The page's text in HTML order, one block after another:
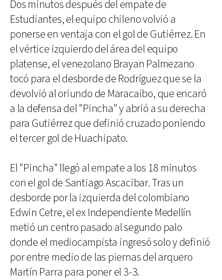
Dos minutos después del empate de
Estudiantes, el equipo chileno volvió a
ponerse en ventaja con el gol de Gutiérrez. En
el vértice izquierdo del área del equipo
platense, el venezolano Brayan Palmezano
tocó para el desborde de Rodríguez que se la
devolvió al oriundo de Maracaibo, que encaró
a la defensa del "Pincha" y abrió a su derecha
para Gutiérrez que definió cruzado poniendo
el tercer gol de Huachipato.
El "Pincha" llegó al empate a los 18 minutos
con el gol de Santiago Ascacibar. Tras un
desborde por la izquierda del colombiano
Edwin Cetre, el ex Independiente Medellín
metió un centro pasado al segundo palo
donde el mediocampista ingresó solo y definió
por entre medio de las piernas del arquero
Martín Parra para poner el 3-3.